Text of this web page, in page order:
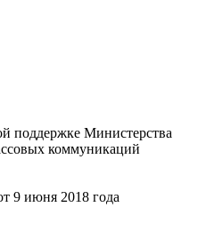
поддержке Министерства
коммуникаций
9 июня 2018 года